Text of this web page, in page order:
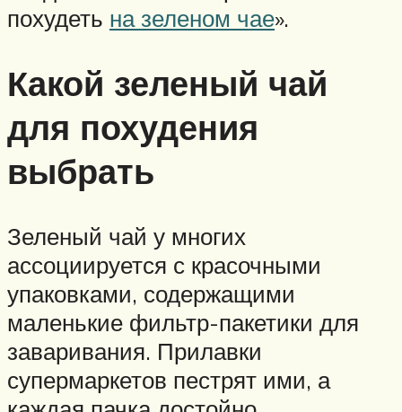
похудеть на зеленом чае».
Какой зеленый чай
для похудения
выбрать
Зеленый чай у многих
ассоциируется с красочными
упаковками, содержащими
маленькие фильтр-пакетики для
заваривания. Прилавки
супермаркетов пестрят ими, а